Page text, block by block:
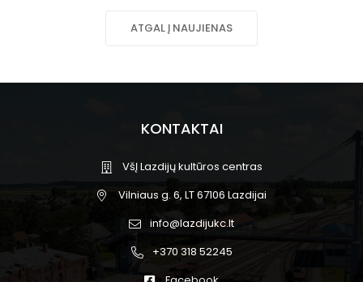
ATGAL Į NAUJIENAS
KONTAKTAI
VšĮ Lazdijų kultūros centras
Vilniaus g. 6, LT 67106 Lazdijai
info@lazdijukc.lt
+370 318 52245